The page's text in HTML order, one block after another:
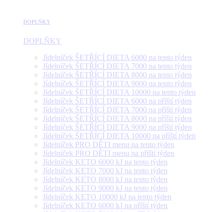
DOPLŇKY
DOPLŇKY
Jídelníček ŠETŘÍCÍ DIETA 6000 na tento týden
Jídelníček ŠETŘÍCÍ DIETA 7000 na tento týden
Jídelníček ŠETŘÍCÍ DIETA 8000 na tento týden
Jídelníček ŠETŘÍCÍ DIETA 9000 na tento týden
Jídelníček ŠETŘÍCÍ DIETA 10000 na tento týden
Jídelníček ŠETŘÍCÍ DIETA 6000 na příští týden
Jídelníček ŠETŘÍCÍ DIETA 7000 na příští týden
Jídelníček ŠETŘÍCÍ DIETA 8000 na příští týden
Jídelníček ŠETŘÍCÍ DIETA 9000 na příští týden
Jídelníček ŠETŘÍCÍ DIETA 10000 na příští týden
Jídelníček PRO DĚTI menu na tento týden
Jídelníček PRO DĚTI menu na příští týden
Jídelníček KETO 6000 kJ na tento týden
Jídelníček KETO 7000 kJ na tento týden
Jídelníček KETO 8000 kJ na tento týden
Jídelníček KETO 9000 kJ na tento týden
Jídelníček KETO 10000 kJ na tento týden
Jídelníček KETO 6000 kJ na příští týden